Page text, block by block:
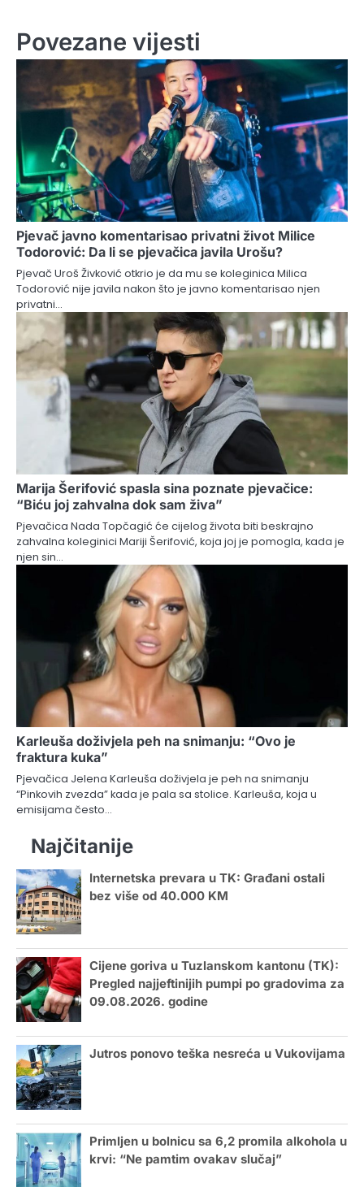
Povezane vijesti
Pjevač javno komentarisao privatni život Milice
Todorović: Da li se pjevačica javila Urošu?
Pjevač Uroš Živković otkrio je da mu se koleginica Milica
Todorović nije javila nakon što je javno komentarisao njen
privatni…
Marija Šerifović spasla sina poznate pjevačice:
“Biću joj zahvalna dok sam živa”
Pjevačica Nada Topčagić će cijelog života biti beskrajno
zahvalna koleginici Mariji Šerifović, koja joj je pomogla, kada je
njen sin…
Karleuša doživjela peh na snimanju: “Ovo je
fraktura kuka”
Pjevačica Jelena Karleuša doživjela je peh na snimanju
“Pinkovih zvezda” kada je pala sa stolice. Karleuša, koja u
emisijama često…
Najčitanije
Internetska prevara u TK: Građani ostali
bez više od 40.000 KM
Cijene goriva u Tuzlanskom kantonu (TK):
Pregled najjeftinijih pumpi po gradovima za
09.08.2026. godine
Jutros ponovo teška nesreća u Vukovijama
Primljen u bolnicu sa 6,2 promila alkohola u
krvi: “Ne pamtim ovakav slučaj”